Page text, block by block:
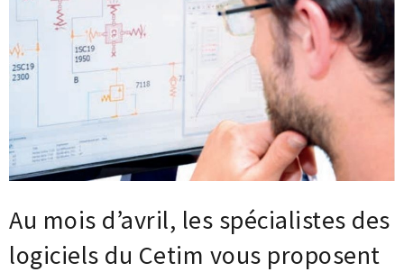
MÉCATHÈQUE, LA BASE DE CONNAISSANCES
Base documentaire
TOUTES NOS SOLUTIONS ET PRESTATIONS
Essais – contrôles – mesures
Conseil et Expertises
Analyse de défaillance
Témoignages Clients
NOS FORMATIONS CETIM ACADEMY®
Thématiques
Au mois d’avril, les spécialistes des
logiciels du Cetim vous proposent